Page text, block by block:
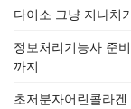
다이소 그냥 지나치
정보처리기능사 준
까지
초저분자어린콜라